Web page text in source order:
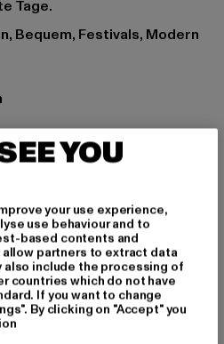
Tage.
Bequem, Festivals, Modern
100% Baumwolle
GmbH |info@tbint.de
7 | 64372 Ober-Ramstadt |
YOU
your use experience,
use behaviour and to
based contents and
partners to extract data
also include the processing of
countries which do not have
If you want to change
By clicking on "Accept" you